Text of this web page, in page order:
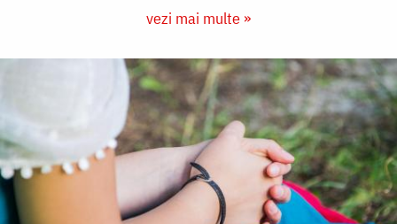
vezi mai multe »